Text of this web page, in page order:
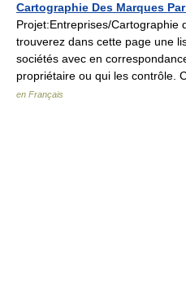
Cartographie Des Marques
Projet:Entreprises/Cartographie
trouverez dans cette page une
sociétés avec en
propriétaire ou qui les
en Français